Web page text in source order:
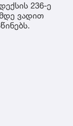
236-ე
ვადით